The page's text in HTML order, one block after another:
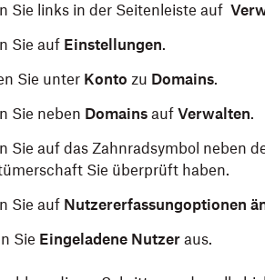
Sie links in der Seitenleiste auf
Sie auf Einstellungen.
Sie unter Konto zu Domains.
Sie neben Domains auf Verwalten.
Sie auf das Zahnradsymbol neben
Sie überprüft haben.
Sie auf Nutzererfassungoptionen
Sie Eingeladene Nutzer aus.